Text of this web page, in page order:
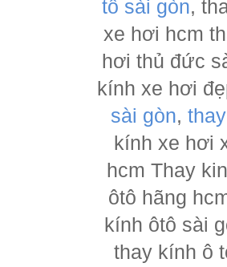
tô sài gòn,
xe hơi hcm
hơi thủ đức
kính xe hơi
sài gòn,
kính xe hơi
hcm Thay
ôtô hãng
kính ôtô sài
thay kính ô